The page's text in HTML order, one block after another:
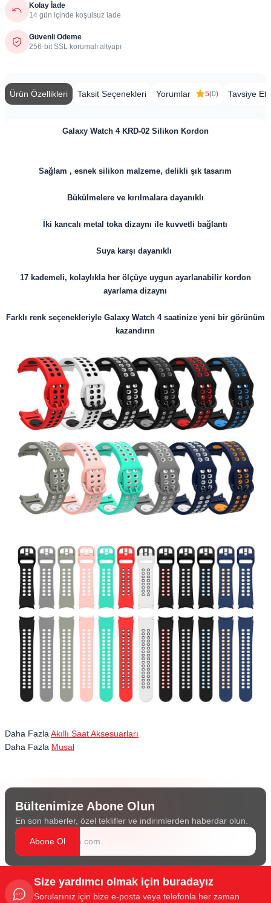
Kolay İade
14 gün içinde koşulsuz iade
Güvenli Ödeme
256-bit SSL korumalı altyapı
Ürün Özellikleri Taksit Seçenekleri Yorumlar 5(0) Tavsiye Et
Galaxy Watch 4 KRD-02 Silikon Kordon
Sağlam , esnek silikon malzeme, delikli şık tasarım
Bükülmelere ve kırılmalara dayanıklı
İki kancalı metal toka dizaynı ile kuvvetli bağlantı
Suya karşı dayanıklı
17 kademeli, kolaylıkla her ölçüye uygun ayarlanabilir kordon
ayarlama dizaynı
Farklı renk seçenekleriyle Galaxy Watch 4 saatinize yeni bir görünüm
kazandırın
Daha FazlaAkıllı Saat Aksesuarları
Daha Fazla Musal
Bültenimize Abone Olun
En son haberler, özel teklifler ve indirimlerden haberdar olun.
Abone Ol
Size yardımcı olmak için buradayız
Sorularınız için bize e-posta veya telefonla her zaman